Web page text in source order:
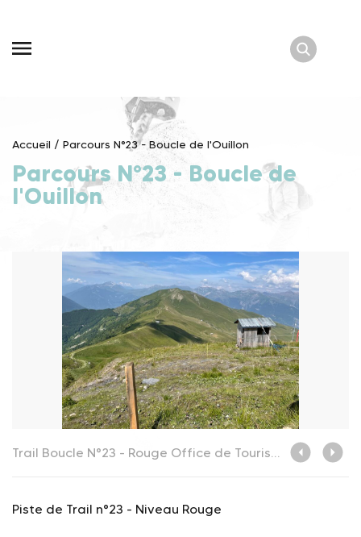
content
Accueil / Parcours N°23 - Boucle de l'Ouillon
Parcours N°23 - Boucle de
l'Ouillon
Trail Boucle N°23 - Rouge Office de Tourisme de la Toussuire
Piste de Trail n°23 - Niveau Rouge